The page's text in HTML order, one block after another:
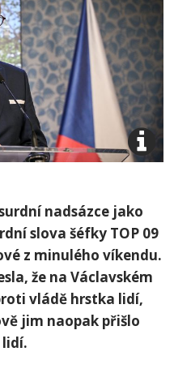
nadsázce jako
slova šéfky TOP 09
z minulého víkendu.
že na Václavském
vládě hrstka lidí,
jim naopak přišlo